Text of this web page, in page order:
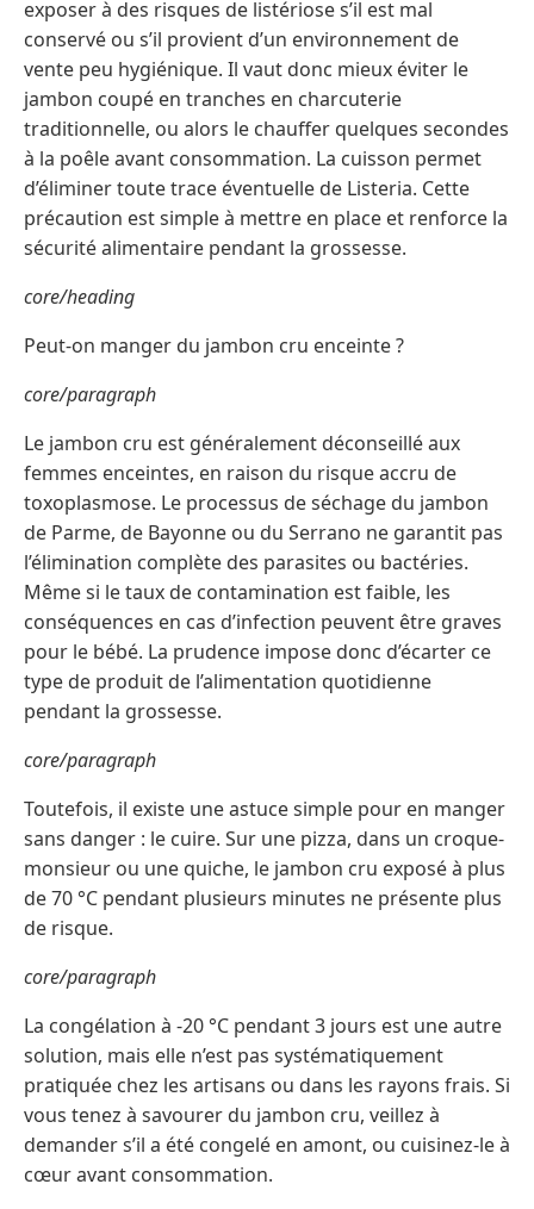
exposer à des risques de listériose s’il est mal
conservé ou s’il provient d’un environnement de
vente peu hygiénique. Il vaut donc mieux éviter le
jambon coupé en tranches en charcuterie
traditionnelle, ou alors le chauffer quelques secondes
à la poêle avant consommation. La cuisson permet
d’éliminer toute trace éventuelle de Listeria. Cette
précaution est simple à mettre en place et renforce la
sécurité alimentaire pendant la grossesse.
core/heading
Peut-on manger du jambon cru enceinte ?
core/paragraph
Le jambon cru est généralement déconseillé aux
femmes enceintes, en raison du risque accru de
toxoplasmose. Le processus de séchage du jambon
de Parme, de Bayonne ou du Serrano ne garantit pas
l’élimination complète des parasites ou bactéries.
Même si le taux de contamination est faible, les
conséquences en cas d’infection peuvent être graves
pour le bébé. La prudence impose donc d’écarter ce
type de produit de l’alimentation quotidienne
pendant la grossesse.
core/paragraph
Toutefois, il existe une astuce simple pour en manger
sans danger : le cuire. Sur une pizza, dans un croque-
monsieur ou une quiche, le jambon cru exposé à plus
de 70 °C pendant plusieurs minutes ne présente plus
de risque.
core/paragraph
La congélation à -20 °C pendant 3 jours est une autre
solution, mais elle n’est pas systématiquement
pratiquée chez les artisans ou dans les rayons frais. Si
vous tenez à savourer du jambon cru, veillez à
demander s’il a été congelé en amont, ou cuisinez-le à
cœur avant consommation.